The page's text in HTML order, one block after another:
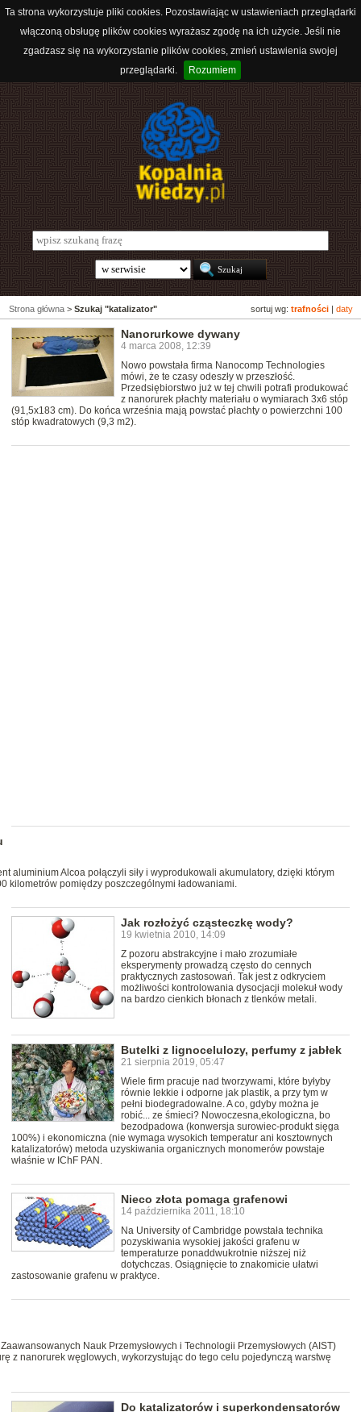
Ta strona wykorzystuje pliki cookies. Pozostawiając w ustawieniach przeglądarki
włączoną obsługę plików cookies wyrażasz zgodę na ich użycie. Jeśli nie
zgadzasz się na wykorzystanie plików cookies, zmień ustawienia swojej
przeglądarki.
Rozumiem
sortuj wg: trafności daty
Strona główna > Szukaj "katalizator"
Nanorurkowe dywany
4 marca 2008, 12:39
Nowo powstała firma Nanocomp Technologies
mówi, że te czasy odeszły w przeszłość.
Przedsiębiorstwo już w tej chwili potrafi produkować
z nanorurek płachty materiału o wymiarach 3x6 stóp
(91,5x183 cm). Do końca września mają powstać płachty o powierzchni 100
stóp kwadratowych (9,3 m2).
aluminium Alcoa połączyli siły i wyprodukowali akumulatory, dzięki którym
kilometrów pomiędzy poszczególnymi ładowaniami.
Jak rozłożyć cząsteczkę wody?
19 kwietnia 2010, 14:09
Z pozoru abstrakcyjne i mało zrozumiałe
eksperymenty prowadzą często do cennych
praktycznych zastosowań. Tak jest z odkryciem
możliwości kontrolowania dysocjacji molekuł wody
na bardzo cienkich błonach z tlenków metali.
Butelki z lignocelulozy, perfumy z jabłek
21 sierpnia 2019, 05:47
Wiele firm pracuje nad tworzywami, które byłyby
równie lekkie i odporne jak plastik, a przy tym w
pełni biodegradowalne. A co, gdyby można je
robić... ze śmieci? Nowoczesna,ekologiczna, bo
bezodpadowa (konwersja surowiec-produkt sięga
100%) i ekonomiczna (nie wymaga wysokich temperatur ani kosztownych
katalizatorów) metoda uzyskiwania organicznych monomerów powstaje
właśnie w IChF PAN.
Nieco złota pomaga grafenowi
14 października 2011, 18:10
Na University of Cambridge powstała technika
pozyskiwania wysokiej jakości grafenu w
temperaturze ponaddwukrotnie niższej niż
dotychczas. Osiągnięcie to znakomicie ułatwi
zastosowanie grafenu w praktyce.
Nauk Przemysłowych i Technologii Przemysłowych (AIST)
z nanorurek węglowych, wykorzystując do tego celu pojedynczą warstwę
Do katalizatorów i superkondensatorów